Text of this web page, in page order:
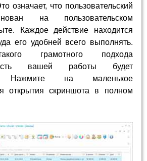
означает, что пользовательский
на пользовательском
Каждое действие находится
его удобней всего выполнять.
грамотного подхода
вашей работы будет
Нажмите на маленькое
открытия скриншота в полном